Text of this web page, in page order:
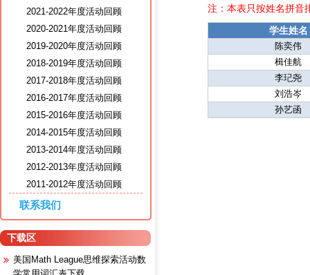
2021-2022年度活动回顾
2020-2021年度活动回顾
2019-2020年度活动回顾
2018-2019年度活动回顾
2017-2018年度活动回顾
2016-2017年度活动回顾
2015-2016年度活动回顾
2014-2015年度活动回顾
2013-2014年度活动回顾
2012-2013年度活动回顾
2011-2012年度活动回顾
联系我们
下载区
美国Math League思维探索活动数
注：本表只按姓名拼音
学生姓名
陈奕伟
楫佳航
李玘尧
刘浩岑
孙艺函